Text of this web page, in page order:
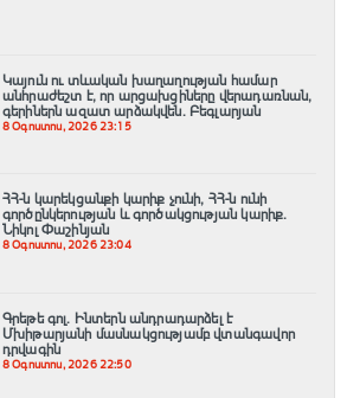
Կայուն ու տևական խաղաղության համար
անհրաժեշտ է, որ արցախցիները վերադառնան,
գերիներն ազատ արձակվեն․ Բեգլարյան
8 Օգոստոս, 2026 23:15
ՀՀ-ն կարեկցանքի կարիք չունի, ՀՀ-ն ունի
գործընկերության և գործակցության կարիք․
Նիկոլ Փաշինյան
8 Օգոստոս, 2026 23:04
Գրեթե գոլ. Ինտերն անդրադարձել է
Մխիթարյանի մասնակցությամբ վտանգավոր
դրվագին
8 Օգոստոս, 2026 22:50